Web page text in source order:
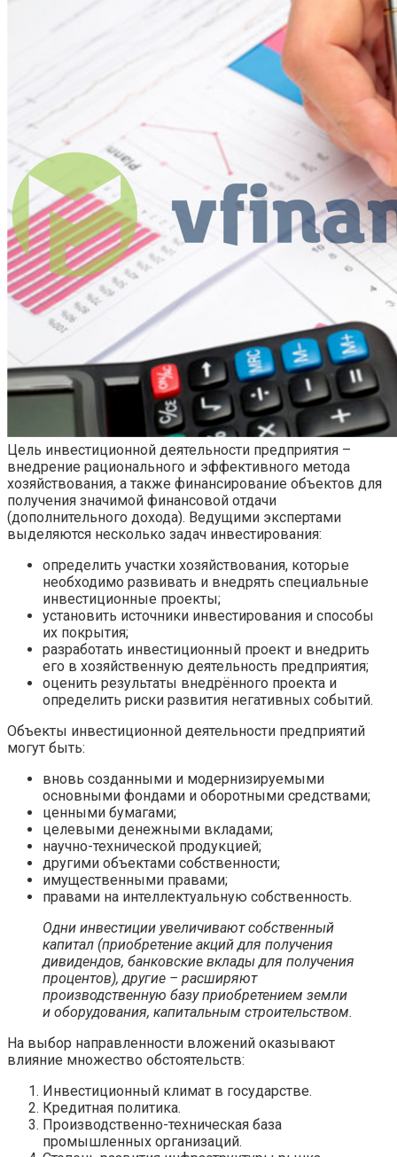
Цель инвестиционной деятельности предприятия –
внедрение рационального и эффективного метода
хозяйствования, а также финансирование объектов для
получения значимой финансовой отдачи
(дополнительного дохода). Ведущими экспертами
выделяются несколько задач инвестирования:
определить участки хозяйствования, которые
необходимо развивать и внедрять специальные
инвестиционные проекты;
установить источники инвестирования и способы
их покрытия;
разработать инвестиционный проект и внедрить
его в хозяйственную деятельность предприятия;
оценить результаты внедрённого проекта и
определить риски развития негативных событий.
Объекты инвестиционной деятельности предприятий
могут быть:
вновь созданными и модернизируемыми
основными фондами и оборотными средствами;
ценными бумагами;
целевыми денежными вкладами;
научно-технической продукцией;
другими объектами собственности;
имущественными правами;
правами на интеллектуальную собственность.
Одни инвестиции увеличивают собственный
капитал (приобретение акций для получения
дивидендов, банковские вклады для получения
процентов), другие – расширяют
производственную базу приобретением земли
и оборудования, капитальным строительством.
На выбор направленности вложений оказывают
влияние множество обстоятельств:
Инвестиционный климат в государстве.
Кредитная политика.
Производственно-техническая база
промышленных организаций.